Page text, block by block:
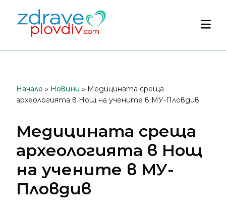
съдържанието
Начало » Новини » Медицината среща
археологията в Нощ на учените в МУ-Пловдив
Медицината среща
археологията в Нощ
на учените в МУ-
Пловдив